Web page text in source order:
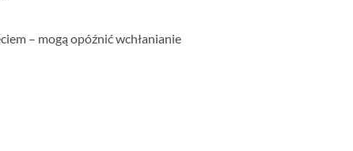
– mogą opóźnić wchłanianie